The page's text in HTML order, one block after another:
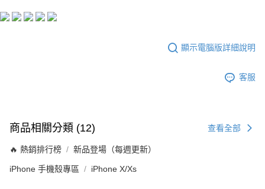
顯示電腦版詳細說明
客服
商品相關分類 (12) 查看全部
🔥 熱銷排行榜 新品登場（每週更新）
iPhone 手機殼專區 iPhone X/Xs